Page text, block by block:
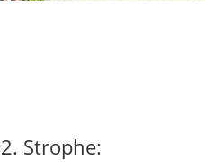
2. Strophe: